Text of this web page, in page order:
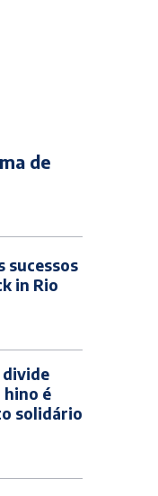
de
sucessos
in Rio
divide
hino é
solidário